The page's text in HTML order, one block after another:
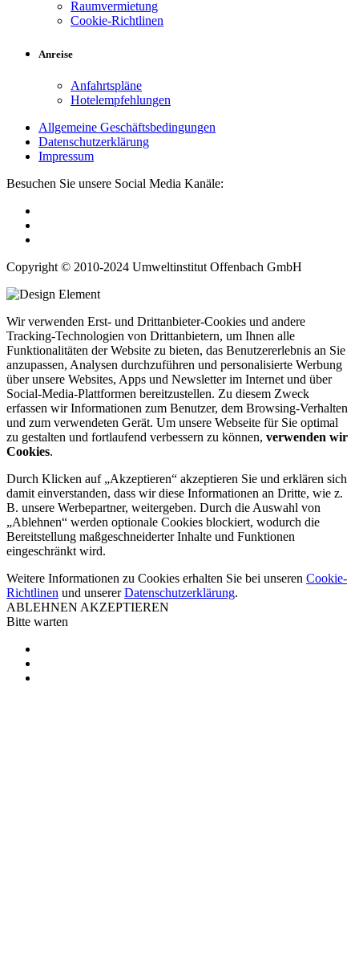
Raumvermietung
Cookie-Richtlinen
Anreise
Anfahrtspläne
Hotelempfehlungen
Allgemeine Geschäftsbedingungen
Datenschutzerklärung
Impressum
Besuchen Sie unsere Social Media Kanäle:
Copyright © 2010-2024 Umweltinstitut Offenbach GmbH
Wir verwenden Erst- und Drittanbieter-Cookies und andere
Tracking-Technologien von Drittanbietern, um Ihnen alle
Funktionalitäten der Website zu bieten, das Benutzererlebnis an Sie
anzupassen, Analysen durchzuführen und personalisierte Werbung
über unsere Websites, Apps und Newsletter im Internet und über
Social-Media-Plattformen bereitzustellen. Zu diesem Zweck
erfassen wir Informationen zum Benutzer, dem Browsing-Verhalten
und zum verwendeten Gerät. Um unsere Webseite für Sie optimal
zu gestalten und fortlaufend verbessern zu können, verwenden wir
Cookies.
Durch Klicken auf „Akzeptieren“ akzeptieren Sie und erklären sich
damit einverstanden, dass wir diese Informationen an Dritte, wie z.
B. unsere Werbepartner, weitergeben. Durch die Auswahl von
„Ablehnen“ werden optionale Cookies blockiert, wodurch die
Bereitstellung maßgeschneiderter Inhalte und Funktionen
eingeschränkt wird.
Weitere Informationen zu Cookies erhalten Sie bei unseren Cookie-
Richtlinen und unsererDatenschutzerklärung.
ABLEHNEN AKZEPTIEREN
Bitte warten